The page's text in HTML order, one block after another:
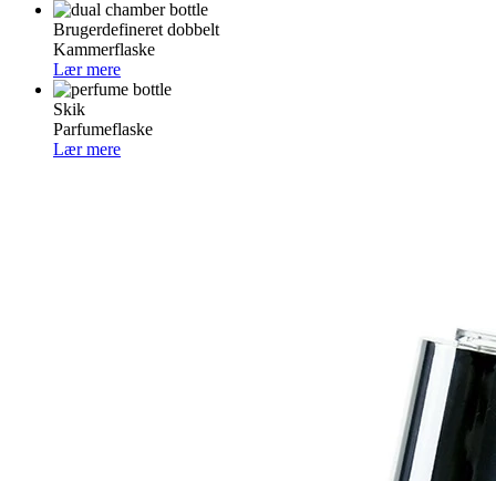
Brugerdefineret dobbelt
Kammerflaske
Lær mere
Skik
Parfumeflaske
Lær mere